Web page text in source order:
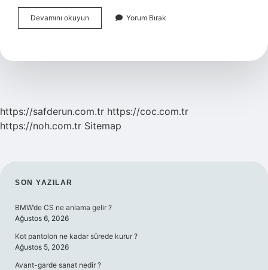
Devamını okuyun Sırtından
Bıçaklamak
Gelir
Yorum Bırak
https://safderun.com.tr https://coc.com.tr
https://noh.com.tr Sitemap
SIDEBAR
SON YAZILAR
BMW’de CS ne anlama gelir ?
Ağustos 6, 2026
Kot pantolon ne kadar sürede kurur ?
Ağustos 5, 2026
Avant-garde sanat nedir ?